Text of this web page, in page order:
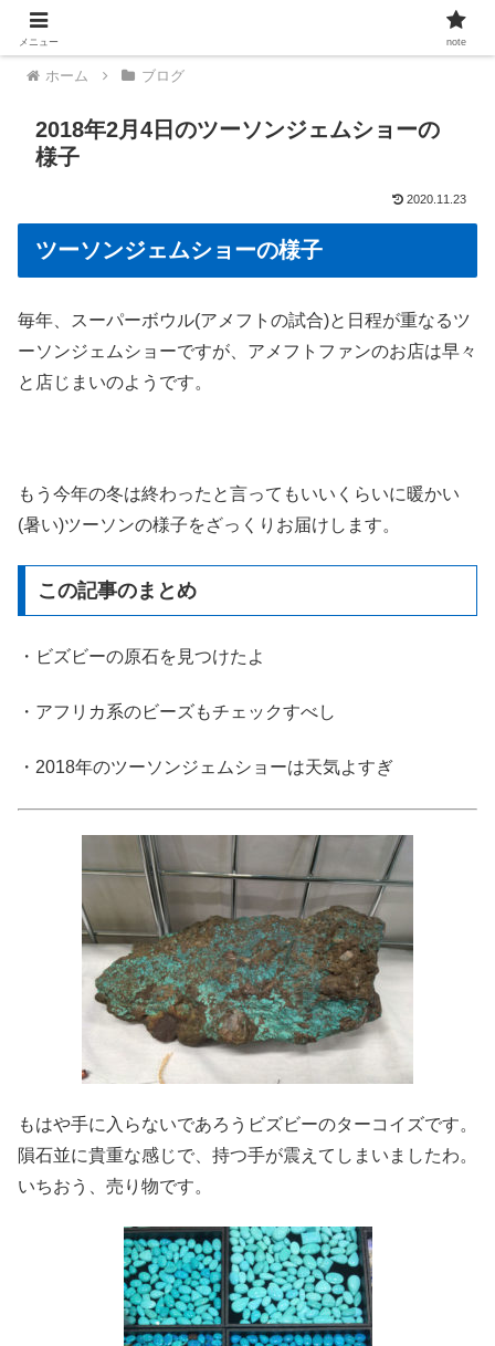
ホーム ブログ
2018年2月4日のツーソンジェムショーの
様子
2020.11.23
ツーソンジェムショーの様子
毎年、スーパーボウル(アメフトの試合)と日程が重なるツ
ーソンジェムショーですが、アメフトファンのお店は早々
と店じまいのようです。
もう今年の冬は終わったと言ってもいいくらいに暖かい
(暑い)ツーソンの様子をざっくりお届けします。
この記事のまとめ
・ビズビーの原石を見つけたよ
・アフリカ系のビーズもチェックすべし
・2018年のツーソンジェムショーは天気よすぎ
もはや手に入らないであろうビズビーのターコイズです。
隕石並に貴重な感じで、持つ手が震えてしまいましたわ。
いちおう、売り物です。
メニュー note